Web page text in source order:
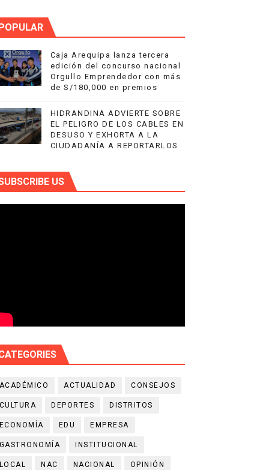
Caja Arequipa lanza tercera
edición del concurso nacional
Orgullo Emprendedor con más
de S/180,000 en premios
HIDRANDINA ADVIERTE SOBRE
EL PELIGRO DE LOS CABLES EN
DESUSO Y EXHORTA A LA
CIUDADANÍA A REPORTARLOS
US
ACADÉMICO ACTUALIDAD CONSEJOS
CULTURA DEPORTES DISTRITOS
ECONOMÍA EDU EMPRESA
GASTRONOMÍA INSTITUCIONAL
LOCAL NAC NACIONAL OPINIÓN